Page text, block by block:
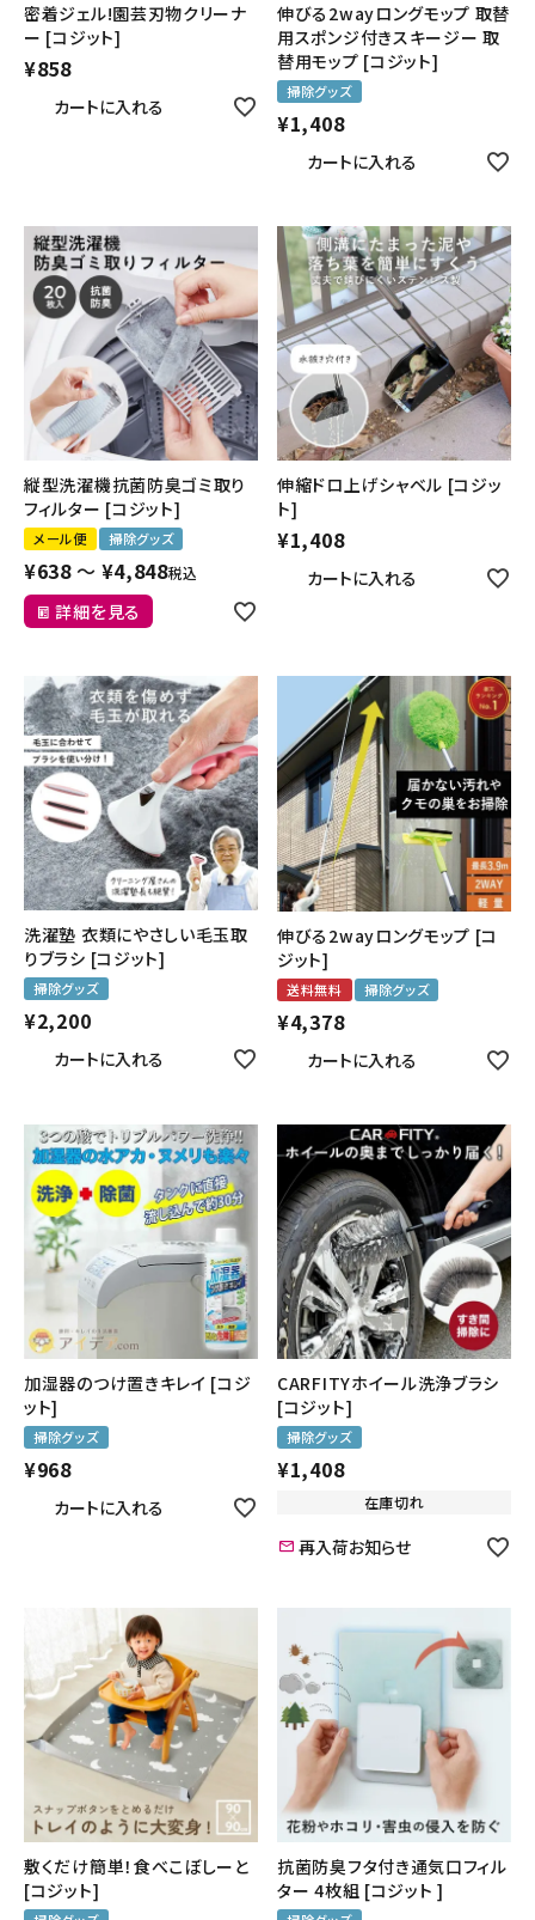
密着ジェル!園芸刃物クリーナ
ー [コジット]
¥858
カートに入れる
伸びる2wayロングモップ 取替
用スポンジ付きスキージー 取
替用モップ [コジット]
掃除グッズ
¥1,408
カートに入れる
縦型洗濯機抗菌防臭ゴミ取り
フィルター [コジット]
メール便 掃除グッズ
¥638〜 ¥4,848税込
詳細を見る
伸縮ドロ上げシャベル [コジッ
ト]
¥1,408
カートに入れる
洗濯塾 衣類にやさしい毛玉取
りブラシ [コジット]
掃除グッズ
¥2,200
カートに入れる
伸びる2wayロングモップ [コ
ジット]
送料無料 掃除グッズ
¥4,378
カートに入れる
加湿器のつけ置きキレイ [コジ
ット]
掃除グッズ
¥968
カートに入れる
CARFITYホイール洗浄ブラシ
[コジット]
掃除グッズ
¥1,408
在庫切れ
再入荷お知らせ
敷くだけ簡単！食べこぼしーと
[コジット]
抗菌防臭フタ付き通気口フィル
ター 4枚組 [コジット ]